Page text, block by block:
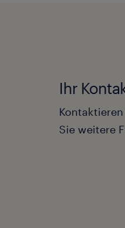
Ihr
Sie weitere